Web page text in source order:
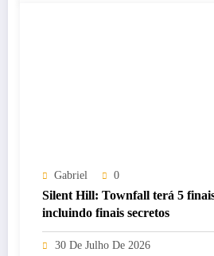
Gabriel 0
Silent Hill: Townfall terá 5
incluindo finais secretos
30 De Julho De 2026